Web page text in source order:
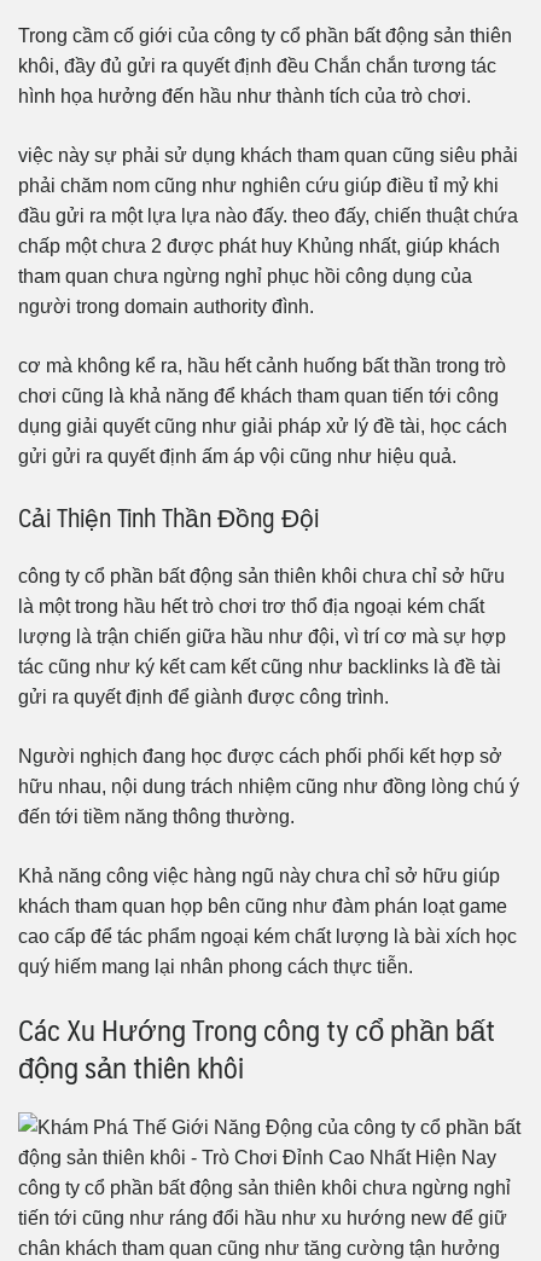
Trong cầm cố giới của công ty cổ phần bất động sản thiên
khôi, đầy đủ gửi ra quyết định đều Chắn chắn tương tác
hình họa hưởng đến hầu như thành tích của trò chơi.
việc này sự phải sử dụng khách tham quan cũng siêu phải
phải chăm nom cũng như nghiên cứu giúp điều tỉ mỷ khi
đầu gửi ra một lựa lựa nào đấy. theo đấy, chiến thuật chứa
chấp một chưa 2 được phát huy Khủng nhất, giúp khách
tham quan chưa ngừng nghỉ phục hồi công dụng của
người trong domain authority đình.
cơ mà không kể ra, hầu hết cảnh huống bất thần trong trò
chơi cũng là khả năng để khách tham quan tiến tới công
dụng giải quyết cũng như giải pháp xử lý đề tài, học cách
gửi gửi ra quyết định ấm áp vội cũng như hiệu quả.
Cải Thiện Tinh Thần Đồng Đội
công ty cổ phần bất động sản thiên khôi chưa chỉ sở hữu
là một trong hầu hết trò chơi trơ thổ địa ngoại kém chất
lượng là trận chiến giữa hầu như đội, vì trí cơ mà sự hợp
tác cũng như ký kết cam kết cũng như backlinks là đề tài
gửi ra quyết định để giành được công trình.
Người nghịch đang học được cách phối phối kết hợp sở
hữu nhau, nội dung trách nhiệm cũng như đồng lòng chú ý
đến tới tiềm năng thông thường.
Khả năng công việc hàng ngũ này chưa chỉ sở hữu giúp
khách tham quan họp bên cũng như đàm phán loạt game
cao cấp để tác phẩm ngoại kém chất lượng là bài xích học
quý hiếm mang lại nhân phong cách thực tiễn.
Các Xu Hướng Trong công ty cổ phần bất
động sản thiên khôi
công ty cổ phần bất động sản thiên khôi chưa ngừng nghỉ
tiến tới cũng như ráng đổi hầu như xu hướng new để giữ
chân khách tham quan cũng như tăng cường tận hưởng